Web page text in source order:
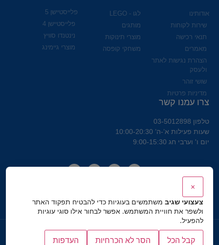
אודותינו
שירות לקוחות
תנאי רכישה
מאמרים
הצהרת נגישות לאתר
ולעסק
שושי זוהר
מדיניות פרטיות
לגו - LEGO
מותגים
מוצרי תינוקות
משחקי קופסה
פלייסטיישן 5
פלייסטיישן 4
נינטנדו סוויץ
מוצרי גיימינג
צרו עמנו קשר
טלפון 03-5012898
שעות פעילות א’-ה’ 10:00-20:30
יום ו' וערבי חג 9:00-15:30
כל הזכויות שמורות לצעצועי שגיב
×
צעצועי שגיב משתמשים בעוגיות כדי להבטיח תפקוד האתר
ולשפר את חוויית המשתמש. אפשר לבחור אילו סוגי עוגיות
להפעיל.
קבל הכל הסר לא הכרחיות העדפות